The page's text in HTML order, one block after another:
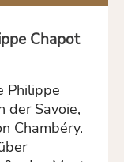
Chapot
Philippe
der Savoie,
Chambéry.